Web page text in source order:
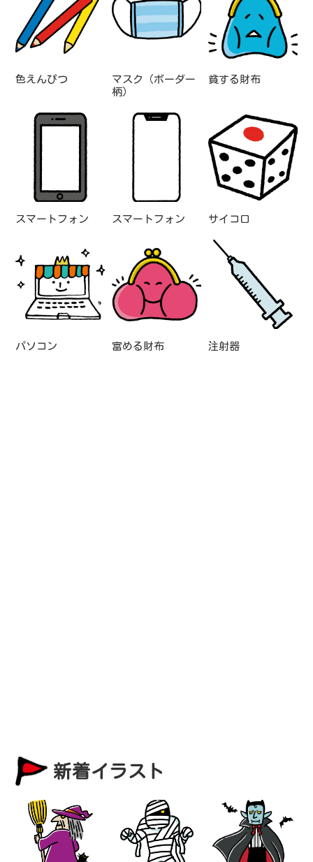
色えんぴつ
マスク（ボーダー
柄）
貧する財布
スマートフォン スマートフォン サイコロ
パソコン 富める財布 注射器
新着イラスト